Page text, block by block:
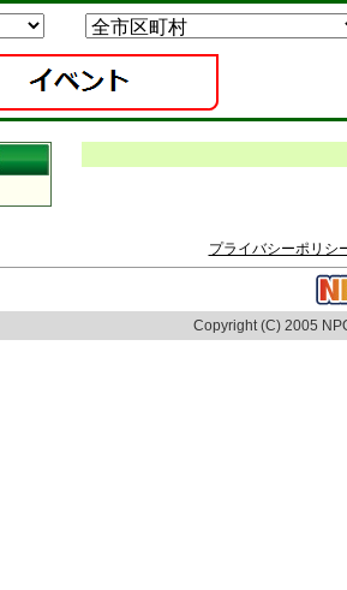
プライバシーポリシ
Copyright (C) 2005